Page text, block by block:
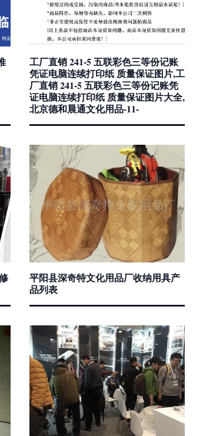
工厂直销 241-5 五联彩色三等份记账
凭证电脑连续打印纸 质量保证图片,工
厂直销 241-5 五联彩色三等份记账凭
证电脑连续打印纸 质量保证图片大全,
北京德和晨通文化用品-11-
平阳县深奇特文化用品厂收纳用具产
品列表